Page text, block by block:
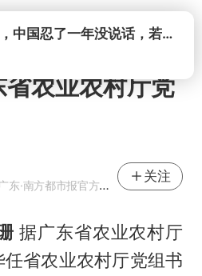
打开
农业农村厅党
东·南方都市报官方网易号
关注
据广东省农业农村厅
省农业农村厅党组书